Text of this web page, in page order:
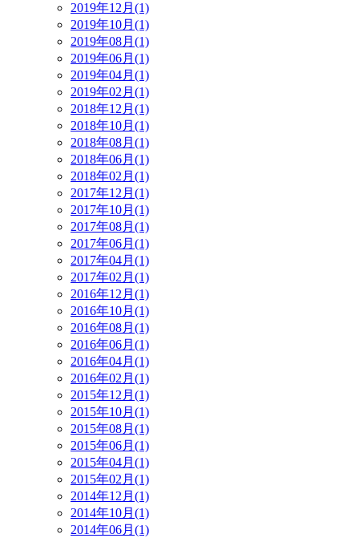
2019年12月(1)
2019年10月(1)
2019年08月(1)
2019年06月(1)
2019年04月(1)
2019年02月(1)
2018年12月(1)
2018年10月(1)
2018年08月(1)
2018年06月(1)
2018年02月(1)
2017年12月(1)
2017年10月(1)
2017年08月(1)
2017年06月(1)
2017年04月(1)
2017年02月(1)
2016年12月(1)
2016年10月(1)
2016年08月(1)
2016年06月(1)
2016年04月(1)
2016年02月(1)
2015年12月(1)
2015年10月(1)
2015年08月(1)
2015年06月(1)
2015年04月(1)
2015年02月(1)
2014年12月(1)
2014年10月(1)
2014年06月(1)